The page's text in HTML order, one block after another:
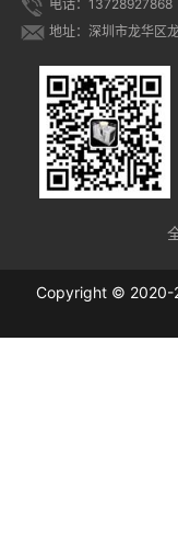
电话：13728927868
地址：深圳市龙华区
Copyright © 2020-